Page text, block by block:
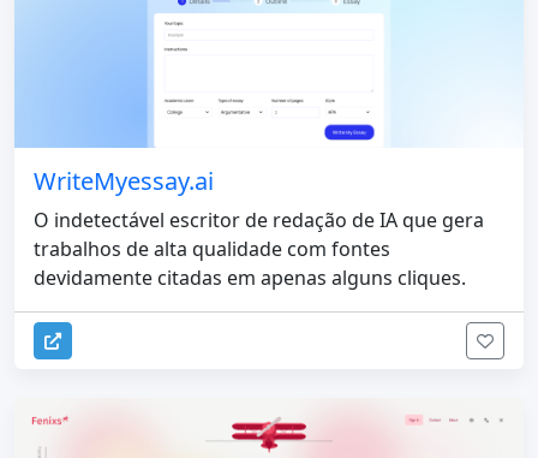
WriteMyessay.ai
O indetectável escritor de redação de IA que gera
trabalhos de alta qualidade com fontes
devidamente citadas em apenas alguns cliques.